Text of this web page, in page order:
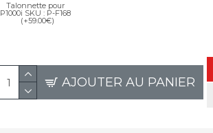
Talonnette pour
P1000i SKU : P-F168
(+59.00€)
AJOUTER AU PANIER